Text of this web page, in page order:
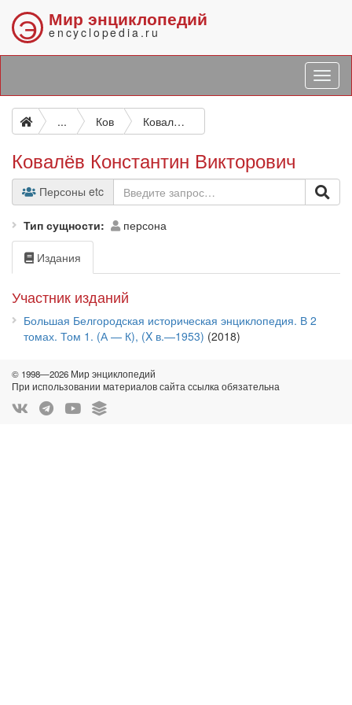
Э Мир энциклопедий
encyclopedia.ru
... Ков Ковалёв Константин Викторович
Ковалёв Константин Викторович
Персоны etc
Тип сущности персона
Издания
Участник изданий
Большая Белгородская историческая энциклопедия. В 2
томах. Том 1. (А — К), (X в.—1953) (2018)
© 1998—2026 Мир энциклопедий
При использовании материалов сайта ссылка обязательна